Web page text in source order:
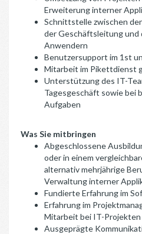
Erweiterung interner
Schnittstelle zwischen
der Geschäftsleitung und
Anwendern
Benutzersupport im 1st
Mitarbeit im Pikettdienst
Unterstützung des IT-
Tagesgeschäft sowie bei
Aufgaben
Was Sie mitbringen
Abgeschlossene
oder in einem
alternativ mehrjährige
Verwaltung interner
Fundierte Erfahrung im
Erfahrung im
Mitarbeit bei IT-Projekten
Ausgeprägte